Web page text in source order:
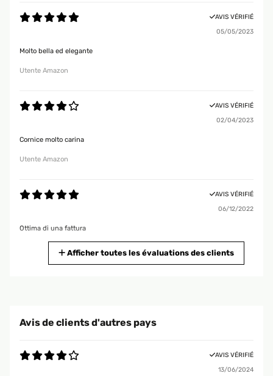
AVIS VÉRIFIÉ
05/05/2023
Molto bella ed elegante
Utente Amazon
AVIS VÉRIFIÉ
02/04/2023
Cornice molto carina
Utente Amazon
AVIS VÉRIFIÉ
06/12/2022
Ottima di una fattura
Utente Amazon
Oggetto ben fatto e molto bello
AVIS VÉRIFIÉ
Afficher toutes les évaluations des clients
Avis de clients d'autres pays
AVIS VÉRIFIÉ
13/06/2024